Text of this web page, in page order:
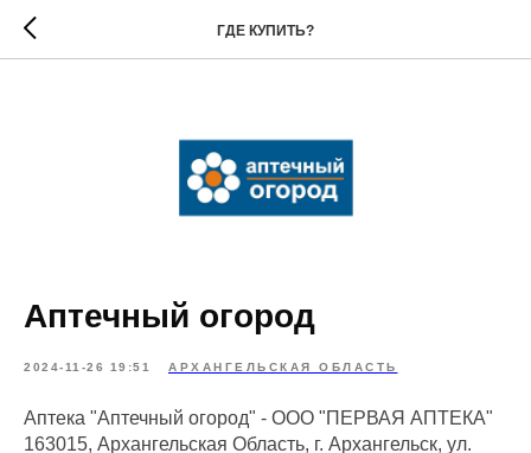
ГДЕ КУПИТЬ?
Аптечный огород
2024-11-26 19:51 АРХАНГЕЛЬСКАЯ ОБЛАСТЬ
Аптека "Аптечный огород" - ООО "ПЕРВАЯ АПТЕКА"
163015, Архангельская Область, г. Архангельск, ул.